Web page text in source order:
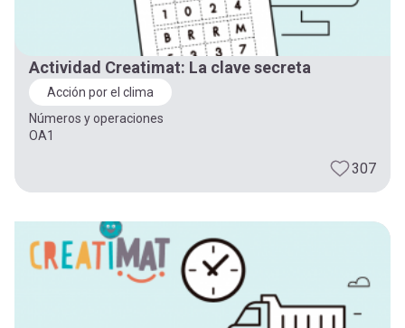
Actividad Creatimat: La clave secreta
Acción por el clima
Números y operaciones
OA1
307